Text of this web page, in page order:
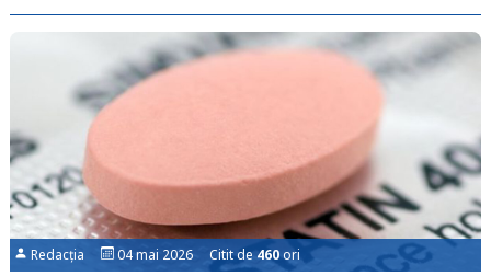
Redacția 04 mai 2026 Citit de460ori